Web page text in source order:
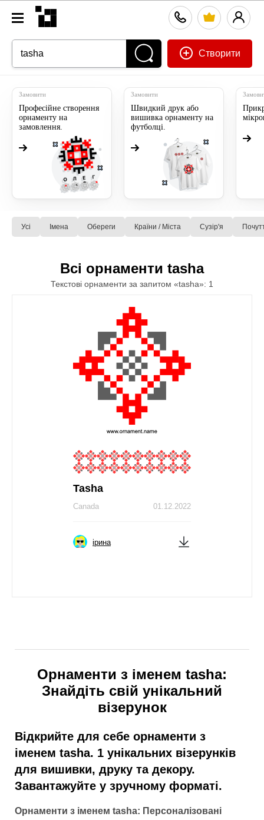
Створити
Замовити
Професійне створення
орнаменту на
замовлення.
Замовити
Швидкий друк або
вишивка орнаменту на
футболці.
Усі Імена Обереги Країни / Міста Сузiр'я
Всі орнаменти tasha
Текстові орнаменти за запитом «tasha»: 1
Tasha
01.12.2022
Canada
ірина
Орнаменти з іменем tasha:
Знайдіть свій унікальний
візерунок
Відкрийте для себе орнаменти з
іменем tasha. 1 унікальних візерунків
для вишивки, друку та декору.
Завантажуйте у зручному форматі.
Орнаменти з іменем tasha: Персоналізовані